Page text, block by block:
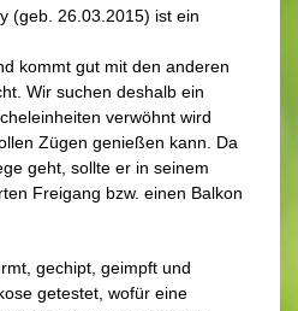
(geb. 26.03.2015) ist ein
kommt gut mit den anderen
Wir suchen deshalb ein
verwöhnt wird
Zügen genießen kann. Da
geht, sollte er in seinem
Freigang bzw. einen Balkon
gechipt, geimpft und
getestet, wofür eine